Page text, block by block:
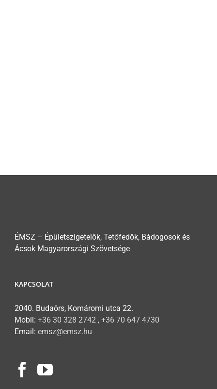
ÉMSZ – Épületszigetelők, Tetőfedők, Bádogosok és
Ácsok Magyarországi Szövetsége
KAPCSOLAT
2040. Budaörs, Komáromi utca 22.
Mobil: +36 30 328 2742 , +36 70 647 4730
Email: emsz@emsz.hu